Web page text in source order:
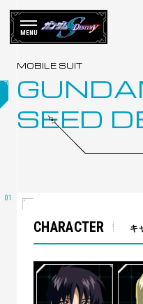
MENU
SEED
CHARACTER キ